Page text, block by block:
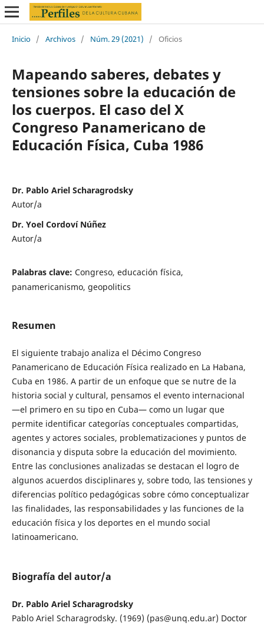
Inicio / Archivos / Núm. 29 (2021) / Oficios
Mapeando saberes, debates y
tensiones sobre la educación de
los cuerpos. El caso del X
Congreso Panamericano de
Educación Física, Cuba 1986
Dr. Pablo Ariel Scharagrodsky
Autor/a
Dr. Yoel Cordoví Núñez
Autor/a
Palabras clave: Congreso, educación física,
panamericanismo, geopolitics
Resumen
El siguiente trabajo analiza el Décimo Congreso
Panamericano de Educación Física realizado en La Habana,
Cuba en 1986. A partir de un enfoque que se nutre de la
historia social y cultural, pensamos el evento internacional
—el primero en su tipo en Cuba— como un lugar que
permite identificar categorías conceptuales compartidas,
agentes y actores sociales, problematizaciones y puntos de
disonancia y disputa sobre la educación del movimiento.
Entre las conclusiones analizadas se destacan el logro de
algunos acuerdos disciplinares y, sobre todo, las tensiones y
diferencias político pedagógicas sobre cómo conceptualizar
las finalidades, las responsabilidades y las funciones de la
educación física y los deportes en el mundo social
latinoamericano.
Biografía del autor/a
Dr. Pablo Ariel Scharagrodsky
Pablo Ariel Scharagrodsky. (1969) (pas@unq.edu.ar) Doctor